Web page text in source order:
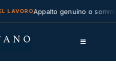
Appalto genuino o
Toggle